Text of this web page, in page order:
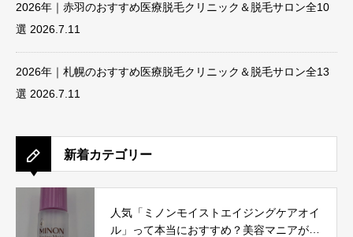
2026年｜赤羽のおすすめ医療脱毛クリニック＆脱毛サロン全10
選 2026.7.11
2026年｜札幌のおすすめ医療脱毛クリニック＆脱毛サロン全13
選 2026.7.11
新着カテゴリー
人気「ミノンモイストエイジングケアオイ
ル」って本当におすすめ？美容マニアが実